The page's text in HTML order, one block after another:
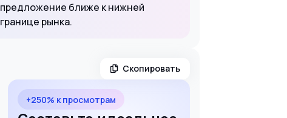
предложение ближе к нижней
границе рынка.
Скопировать
+250% к просмотрам